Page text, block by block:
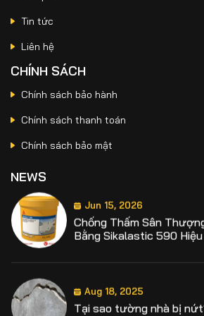
Tin tức
Liên hệ
CHÍNH SÁCH
Chính sách bảo hành
Chính sách thanh toán
Chính sách bảo mật
NEWS
Trong Chống Thấm Và
Jun 15, 2026
Bằng Sikalastic 590 Hiệu
Aug 18, 2025
Tại sao tường nhà bị
nhà bị nứt
Aug 18, 2025
Định mức chống thấm